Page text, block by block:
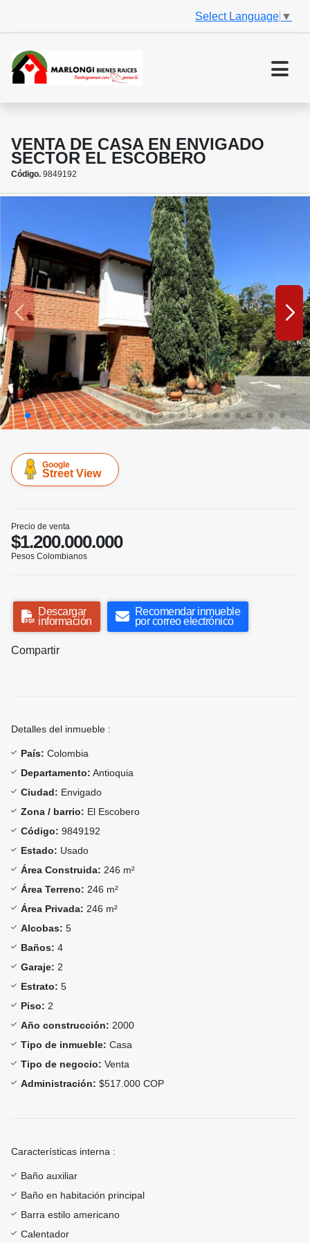
Select Language ▼
VENTA DE CASA EN ENVIGADO
SECTOR EL ESCOBERO
Código. 9849192
Google
Street View
Precio de venta
$1.200.000.000
Pesos Colombianos
Descargar
información
Recomendar inmueble
por correo electrónico
Compartir
Detalles del inmueble :
País: Colombia
Departamento: Antioquia
Ciudad: Envigado
Zona / barrio: El Escobero
Código: 9849192
Estado: Usado
Área Construida: 246 m²
Área Terreno: 246 m²
Área Privada: 246 m²
Alcobas: 5
Baños: 4
Garaje: 2
Estrato: 5
Piso: 2
Año construcción: 2000
Tipo de inmueble: Casa
Tipo de negocio: Venta
Administración: $517.000 COP
Características interna :
Baño auxiliar
Baño en habitación principal
Barra estilo americano
Calentador